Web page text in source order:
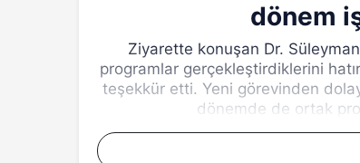
dönem
Ziyarette konuşan Dr.
programlar gerçekleştirdiklerini
teşekkür etti. Yeni görevinden
dönemde de ortak